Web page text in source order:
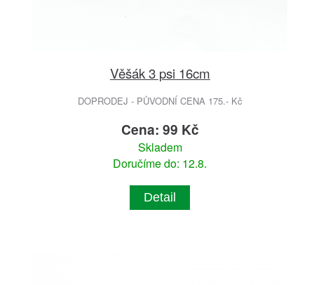
Věšák 3 psi 16cm
DOPRODEJ - PŮVODNÍ CENA 175.- Kč
Cena: 99 Kč
Skladem
Doručíme do: 12.8.
Detail